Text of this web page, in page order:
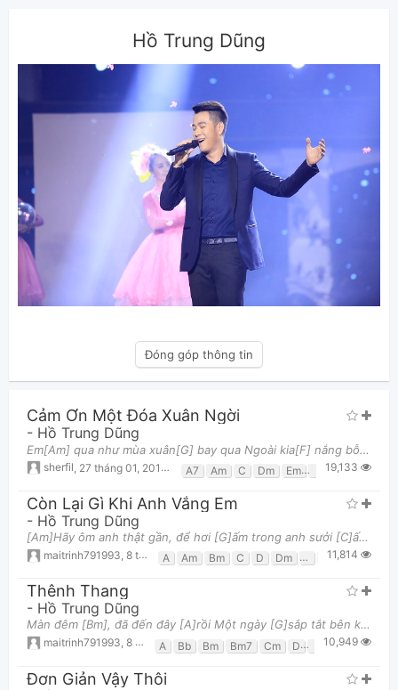
Hồ Trung Dũng
Đóng góp thông tin
Cảm Ơn Một Đóa Xuân Ngời
- Hồ Trung Dũng
Em[Am] qua như mùa xuân[G] bay qua Ngoài kia[F] nắng bỗng chan hòa[Am] Em[Am] qua như nước [G]từ ngu
sherfil 27 tháng 01, 2014 lúc 11:35am A7 Am C Dm Em G G7
19,133
Còn Lại Gì Khi Anh Vắng Em
- Hồ Trung Dũng
[Am]Hãy ôm anh thật gần, để hơi [G]ấm trong anh sưởi [C]ấm em [F]Hãy để tay tìm [Dm]đến nhau nhữn
maitrinh791993 8 tháng 08, 2013 lúc 06:31pm A Am Bm C D Dm E E7 Em
11,814
Thênh Thang
- Hồ Trung Dũng
Màn đêm [Bm], đã đến đây [A]rồi Một ngày [G]sắp tắt bên kia trời [F#m] Mùa xuân [D]dường như đã hé
maitrinh791993, 8 tháng 08, 2013 lúc 05:54pm A Bb Bm Bm7 Cm D Em F# F#m
10,949
Đơn Giản Vậy Thôi